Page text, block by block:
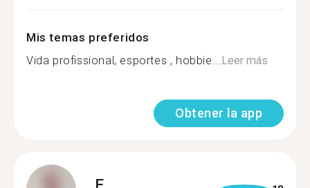
Mis temas preferidos
Vida profissional, esportes , hobbie...Leer más
Obtener la app
E.